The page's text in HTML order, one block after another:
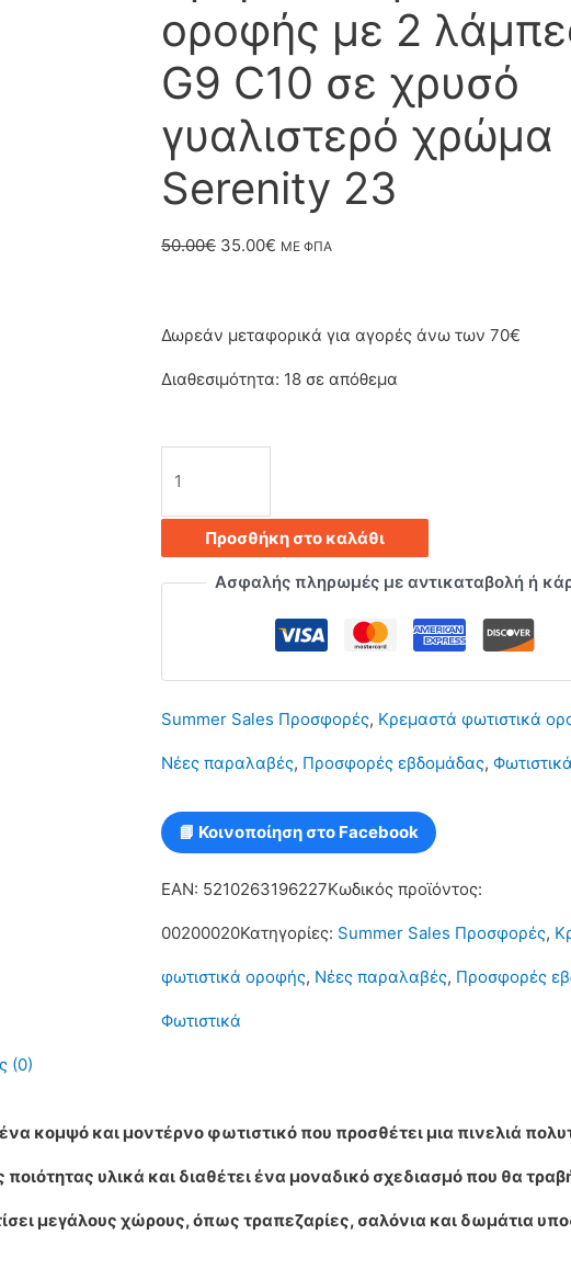
οροφής με 2
G9 C10 σε χρυσό
γυαλιστερό χρώμα
Serenity 23
50.00€ Original
was:
50.00€.
35.00€ Η
τιμή
είναι:
ΜΕ ΦΠΑ
Δωρεάν μεταφορικά για αγορές άνω των 70€
Διαθεσιμότητα: 18 σε απόθεμα
φωτιστικό
οροφής
λάμπες
G9
C10
σε
Serenity
Προσθήκη στο καλάθι
Ασφαλής πληρωμές με αντικαταβολή ή
Summer Sales Προσφορές, Κρεμαστά φωτιστικά
Νέες παραλαβές, Προσφορές εβδομάδας,
📘 Κοινοποίηση στο Facebook
EAN: 5210263196227Κωδικός προϊόντος:
00200020Κατηγορίες: Summer Sales Προσφορές,
φωτιστικά οροφής, Νέες παραλαβές, Προσφορές
Φωτιστικά
(0)
κομψό και μοντέρνο φωτιστικό που προσθέτει μια πινελιά
υλικά και διαθέτει ένα μοναδικό σχεδιασμό που θα
μεγάλους χώρους, όπως τραπεζαρίες, σαλόνια και δωμάτια